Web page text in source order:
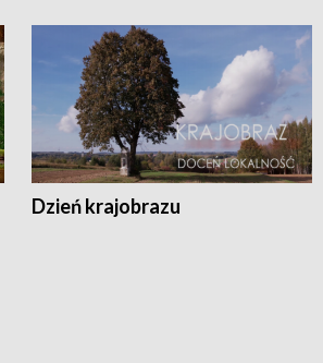
Dzień krajobrazu